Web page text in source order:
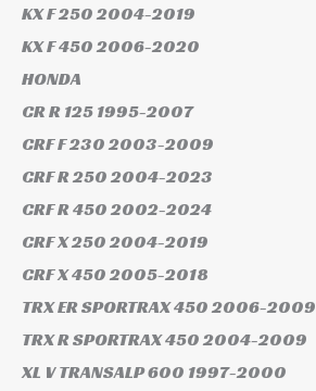
KX F 2502004-2019
KX F 4502006-2020
HONDA
CR R 1251995-2007
CRF F 2302003-2009
CRF R 2502004-2023
CRF R 4502002-2024
CRF X 2502004-2019
CRF X 4502005-2018
TRX ER SPORTRAX 4502006-2009
TRX R SPORTRAX 4502004-2009
XL V TRANSALP 600 1997-2000